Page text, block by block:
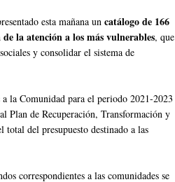
esta mañana un catálogo de 166
la atención a los más vulnerables, que
y consolidar el sistema de
la Comunidad para el periodo 2021-2023
Plan de Recuperación, Transformación y
del presupuesto destinado a las
correspondientes a las comunidades se